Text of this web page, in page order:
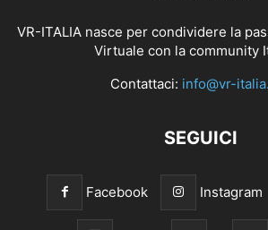
VR-ITALIA nasce per condividere la
Virtuale con la community
Contattaci: info@vr-
SEGUICI
Facebook Instagram